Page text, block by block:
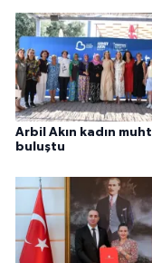
Arbil Akın kadın
buluştu